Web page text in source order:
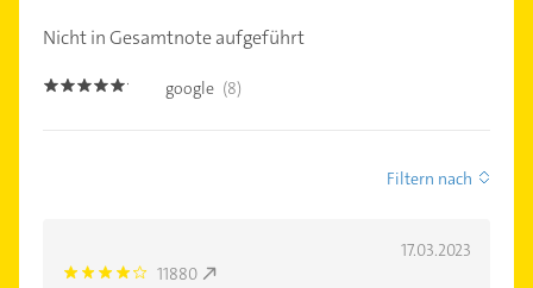
Nicht in Gesamtnote aufgeführt
5.0 google (8)
Filtern nach
17.03.2023
4.0 11880